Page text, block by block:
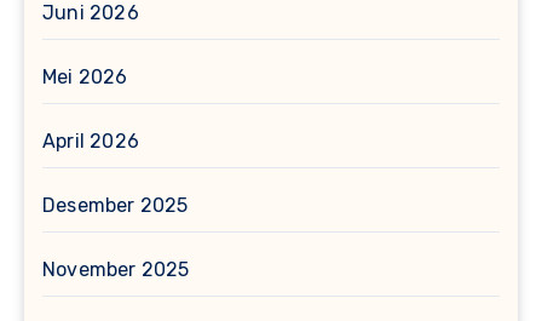
Juni 2026
Mei 2026
April 2026
Desember 2025
November 2025